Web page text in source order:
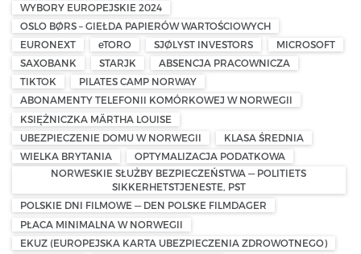
WYBORY EUROPEJSKIE 2024
OSLO BØRS – GIEŁDA PAPIERÓW WARTOŚCIOWYCH
EURONEXT
eTORO SJØLYST INVESTORS
MICROSOFT
SAXOBANK
STARJK
ABSENCJA PRACOWNICZA
TIKTOK
PILATES CAMP NORWAY
ABONAMENTY TELEFONII KOMÓRKOWEJ W NORWEGII
KSIĘŻNICZKA MÄRTHA LOUISE
UBEZPIECZENIE DOMU W NORWEGII
KLASA ŚREDNIA
WIELKA BRYTANIA
OPTYMALIZACJA PODATKOWA
NORWESKIE SŁUŻBY BEZPIECZEŃSTWA — POLITIETS
SIKKERHETSTJENESTE, PST
POLSKIE DNI FILMOWE — DEN POLSKE FILMDAGER
PŁACA MINIMALNA W NORWEGII
EKUZ (EUROPEJSKA KARTA UBEZPIECZENIA ZDROWOTNEGO)